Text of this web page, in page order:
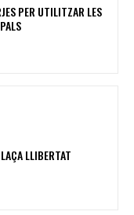
PER UTILITZAR LES
LLIBERTAT